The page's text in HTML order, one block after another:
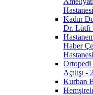
Kadın
Dr. Lütfi
Haber
Ortopedi
Açılışı -
Kurban